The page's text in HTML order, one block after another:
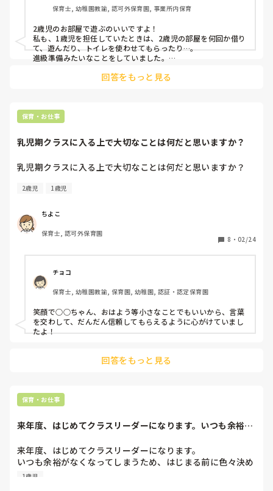
保育士, 幼稚園教諭, 認可外保育園, 事業所内保育
2歳児のお部屋で遊ぶのいいですよ！
私も、1歳児を担任していたときは、2歳児の部屋を何回か借り
て、遊んだり、トイレを使わせてもらったり…。
進級準備みたいなことをしていました。
か、フープを使ってバスごっこの歌で歩き回ったりとかしてま
回答をもっと見る
保育・お仕事
乳児期クラスに入る上で大切なことは何だと思いますか？
乳児期クラスに入る上で大切なことは何だと思いますか？
2歳児 1歳児
ちよこ
保育士, 認可外保育園
8 ・ 02/24
チョコ
保育士, 幼稚園教諭, 保育園, 幼稚園, 認証・認定保育園
笑顔で○○ちゃん、おはよう等小さなことでもいいから、言葉
を交わして、だんだん信頼してもらえるように心がけていまし
たよ！
回答をもっと見る
保育・お仕事
来年度、はじめてクラスリーダーになります。いつも余裕が
来年度、はじめてクラスリーダーになります。
いつも余裕がなくなってしまうため、はじまる前に色々決め
ておかなければ、と思い、ネットで調べたり本を読んだりし
1歳児